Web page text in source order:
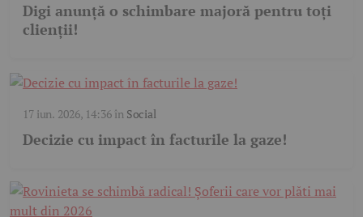
Digi anunță o schimbare majoră pentru toți
clienții!
17 iun. 2026, 14:36în Social
Decizie cu impact în facturile la gaze!